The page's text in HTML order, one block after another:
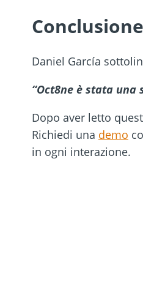
Conclusione
Daniel García
“Oct8ne è stata
Dopo aver letto
Richiedi una demo
in ogni interazione.